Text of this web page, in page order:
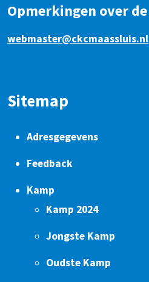
Opmerkingen over
webmaster@ckcmaassluis.nl
Sitemap
Adresgegevens
Feedback
Kamp
Kamp 2024
Jongste Kamp
Oudste Kamp